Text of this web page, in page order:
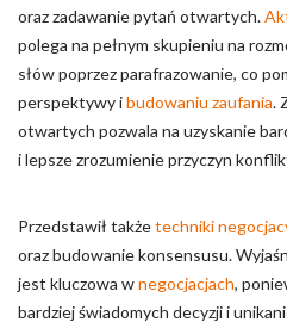
oraz zadawanie pytań otwartych.
polega na pełnym skupieniu na
słów poprzez parafrazowanie, co
perspektywy ibudowaniu zaufania.
otwartych pozwala na uzyskanie
i lepsze zrozumienie przyczyn
Przedstawił takżetechniki
oraz budowanie konsensusu.
jest kluczowa wnegocjacjach,
bardziej świadomych decyzji i